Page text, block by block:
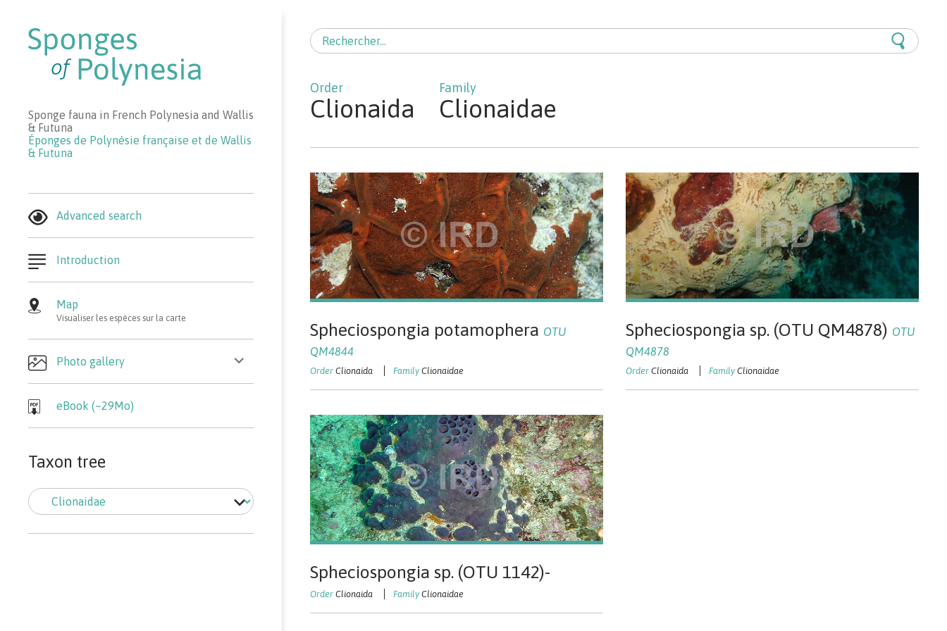
Sponge fauna in French Polynesia and Wallis
& Futuna
Éponges de Polynésie française et de Wallis
& Futuna
Advanced search
Introduction
Map
Visualiser les espèces sur la carte
Photo gallery
menu
eBook (~29Mo)
Taxon tree
Taxon
tree
Rechercher :
Clionaida Clionaidae
Spheciospongia potamophera OTU
QM4844
Clionaida Clionaidae
Spheciospongia sp. (OTU 1142)-
Clionaida Clionaidae
Spheciospongia sp. (OTU QM4878) OTU
QM4878
Clionaida Clionaidae